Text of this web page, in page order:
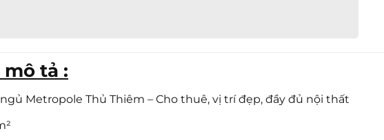
tả :
Metropole Thủ Thiêm – Cho thuê, vị trí đẹp, đầy đủ nội thất